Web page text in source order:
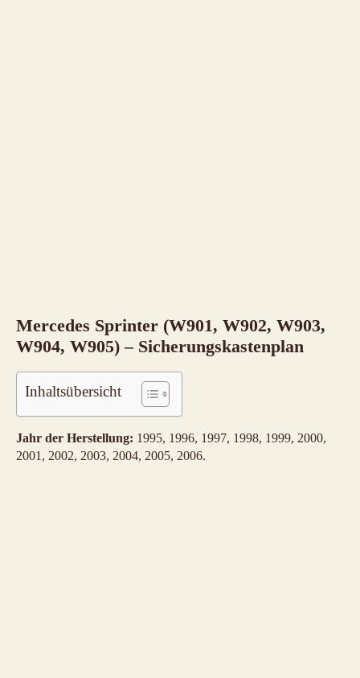
Mercedes Sprinter (W901, W902, W903,
W904, W905) – Sicherungskastenplan
Inhaltsübersicht
Jahr der Herstellung: 1995, 1996, 1997, 1998, 1999, 2000,
2001, 2002, 2003, 2004, 2005, 2006.